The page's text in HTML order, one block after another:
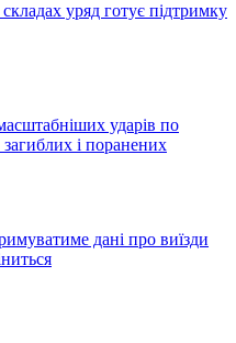
уряд готує підтримку
ударів по
загиблих і поранених
дані про виїзди